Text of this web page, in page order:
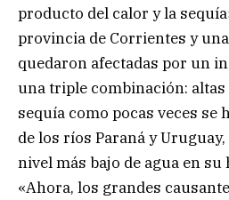
producto del calor y la
provincia de Corrientes y
quedaron afectadas por un
una triple combinación:
sequía como pocas veces se
de los ríos Paraná y
nivel más bajo de agua en su
«Ahora, los grandes